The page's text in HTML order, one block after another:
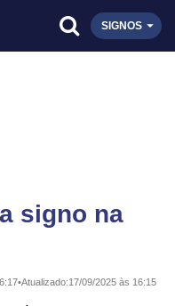
SIGNOS
signo na
•Atualizado:17/09/2025 às 16:15